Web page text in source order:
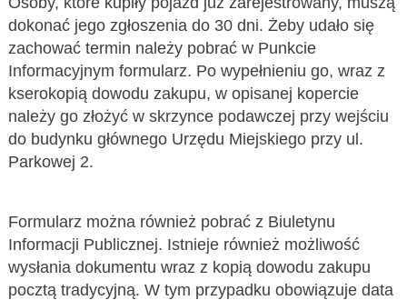
dokonać jego zgłoszenia do 30 dni. Żeby udało się
zachować termin należy pobrać w Punkcie
Informacyjnym formularz. Po wypełnieniu go, wraz z
kserokopią dowodu zakupu, w opisanej kopercie
należy go złożyć w skrzynce podawczej przy wejściu
do budynku głównego Urzędu Miejskiego przy ul.
Parkowej 2.
Formularz można również pobrać z Biuletynu
Informacji Publicznej. Istnieje również możliwość
wysłania dokumentu wraz z kopią dowodu zakupu
pocztą tradycyjną. W tym przypadku obowiązuje data